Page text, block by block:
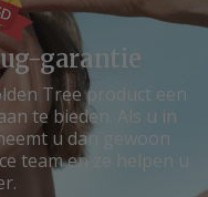
garantie
Tree product een
te bieden. Als u in
u dan gewoon
team en ze helpen u